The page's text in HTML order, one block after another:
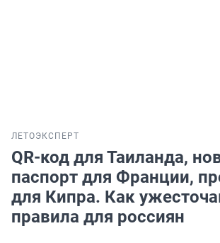
ЛЕТОЭКСПЕРТ
QR-код для Таиланда,
паспорт для Франции,
для Кипра. Как
правила для россиян